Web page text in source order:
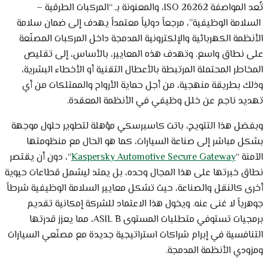
تُعد المواصفة ISO 26262، والمعنونة بـ “المركبات الطرقية –
السلامة الوظيفية”، مرجعاً دولياً معتمداً يهدف إلى ضمان سلامة
الأنظمة الكهربائية والإلكترونية المدمجة داخل المركبات المصنّعة
على نطاق واسع. وتهدف هذه المعايير، بالأساس، إلى تقليص
المخاطر المحتملة المرتبطة بالأعطال التقنية أو الأخطاء البشرية،
وذلك بطريقة منهجية، من أجل حماية الأرواح والممتلكات من أي
تهديد ناجم عن خلل وظيفي في الأنظمة المعقدة.
وبفضل هذا التتويج، باتت كاسبرسكي مؤهلة لتطوير حلول موجهة
بشكل مباشر إلى صناعة السيارات، كما هو الحال مع منظومتها
الآمنة “Kaspersky Automotive Secure Gateway“، دون أن يقتصر
نطاق خبرتها على هذا المجال وحده، بل يمتد ليشمل قطاعات حيوية
أخرى كالنقل والصناعة، حيث تشكل معايير السلامة الوظيفية شرطاً
جوهرياً لا غنى عنه. ويخول هذا الاعتماد للشركة إمكانية تقديم
برمجيات تستوفي متطلبات المستوى ASIL B، مما يعزز قدرتها
التنافسية في إبرام شراكات استراتيجية جديدة مع مصنّعي السيارات
ومزودي الأنظمة المدمجة.